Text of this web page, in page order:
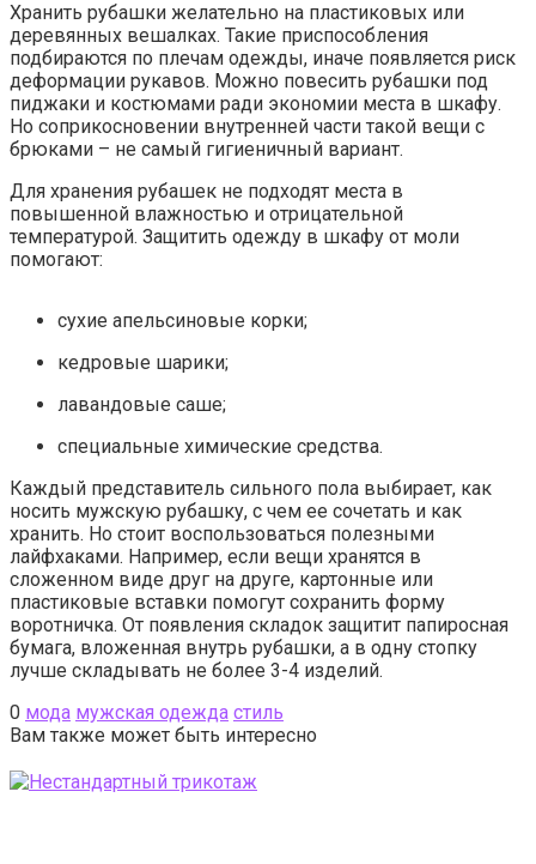
Хранить рубашки желательно на пластиковых или
деревянных вешалках. Такие приспособления
подбираются по плечам одежды, иначе появляется риск
деформации рукавов. Можно повесить рубашки под
пиджаки и костюмами ради экономии места в шкафу.
Но соприкосновении внутренней части такой вещи с
брюками – не самый гигиеничный вариант.
Для хранения рубашек не подходят места в
повышенной влажностью и отрицательной
температурой. Защитить одежду в шкафу от моли
помогают:
сухие апельсиновые корки;
кедровые шарики;
лавандовые саше;
специальные химические средства.
Каждый представитель сильного пола выбирает, как
носить мужскую рубашку, с чем ее сочетать и как
хранить. Но стоит воспользоваться полезными
лайфхаками. Например, если вещи хранятся в
сложенном виде друг на друге, картонные или
пластиковые вставки помогут сохранить форму
воротничка. От появления складок защитит папиросная
бумага, вложенная внутрь рубашки, а в одну стопку
лучше складывать не более 3-4 изделий.
0 мода мужская одежда стиль
Вам также может быть интересно